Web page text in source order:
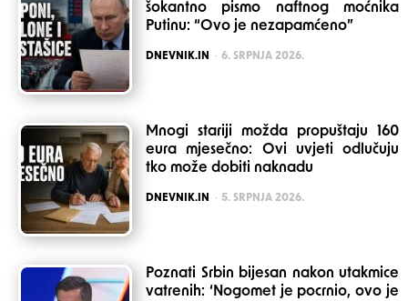
šokantno pismo naftnog moćnika
Putinu: “Ovo je nezapamćeno”
POSTED
DNEVNIK.IN 6. SRPNJA 2026.
Mnogi stariji možda propuštaju 160
eura mjesečno: Ovi uvjeti odlučuju
tko može dobiti naknadu
POSTED
DNEVNIK.IN 5. SRPNJA 2026.
Poznati Srbin bijesan nakon utakmice
vatrenih: ‘Nogomet je pocrnio, ovo je